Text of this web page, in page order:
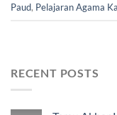
Paud, Pelajaran Agama
RECENT POSTS